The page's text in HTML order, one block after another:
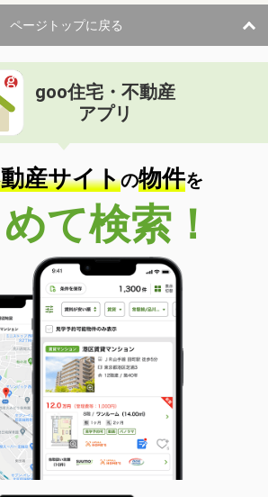
ページトップに戻る
goo住宅・不動産
アプリ
産サイトの物件を
て検索！